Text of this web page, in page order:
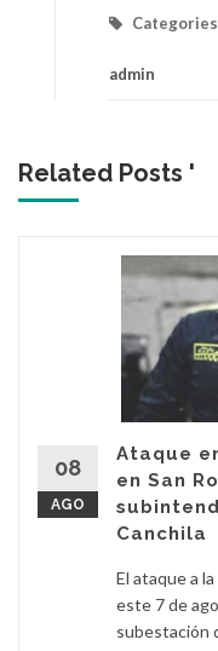
admin
Related Posts '
08
AGO
Ataque
en San
Canchila
El ataque a
este 7 de
subestación